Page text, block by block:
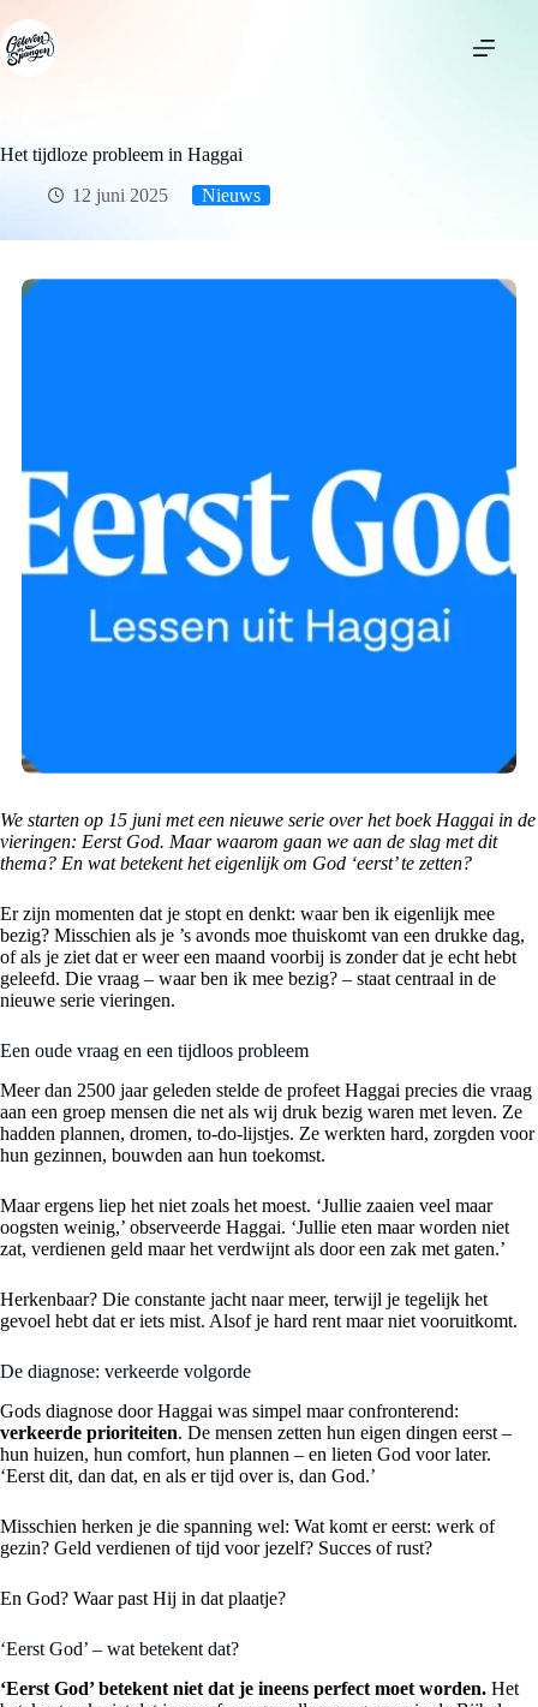
naar
de
Het tijdloze probleem in Haggai
12 juni 2025
Nieuws
We starten op 15 juni met een nieuwe serie over het boek Haggai in de
vieringen: Eerst God. Maar waarom gaan we aan de slag met dit
thema? En wat betekent het eigenlijk om God ‘eerst’ te zetten?
Er zijn momenten dat je stopt en denkt: waar ben ik eigenlijk mee
bezig? Misschien als je ’s avonds moe thuiskomt van een drukke dag,
of als je ziet dat er weer een maand voorbij is zonder dat je echt hebt
geleefd. Die vraag – waar ben ik mee bezig? – staat centraal in de
nieuwe serie vieringen.
Een oude vraag en een tijdloos probleem
Meer dan 2500 jaar geleden stelde de profeet Haggai precies die vraag
aan een groep mensen die net als wij druk bezig waren met leven. Ze
hadden plannen, dromen, to-do-lijstjes. Ze werkten hard, zorgden voor
hun gezinnen, bouwden aan hun toekomst.
Maar ergens liep het niet zoals het moest. ‘Jullie zaaien veel maar
oogsten weinig,’ observeerde Haggai. ‘Jullie eten maar worden niet
zat, verdienen geld maar het verdwijnt als door een zak met gaten.’
Herkenbaar? Die constante jacht naar meer, terwijl je tegelijk het
gevoel hebt dat er iets mist. Alsof je hard rent maar niet vooruitkomt.
De diagnose: verkeerde volgorde
Gods diagnose door Haggai was simpel maar confronterend:
verkeerde prioriteiten. De mensen zetten hun eigen dingen eerst –
hun huizen, hun comfort, hun plannen – en lieten God voor later.
‘Eerst dit, dan dat, en als er tijd over is, dan God.’
Misschien herken je die spanning wel: Wat komt er eerst: werk of
gezin? Geld verdienen of tijd voor jezelf? Succes of rust?
En God? Waar past Hij in dat plaatje?
‘Eerst God’ – wat betekent dat?
‘Eerst God’ betekent niet dat je ineens perfect moet worden. Het